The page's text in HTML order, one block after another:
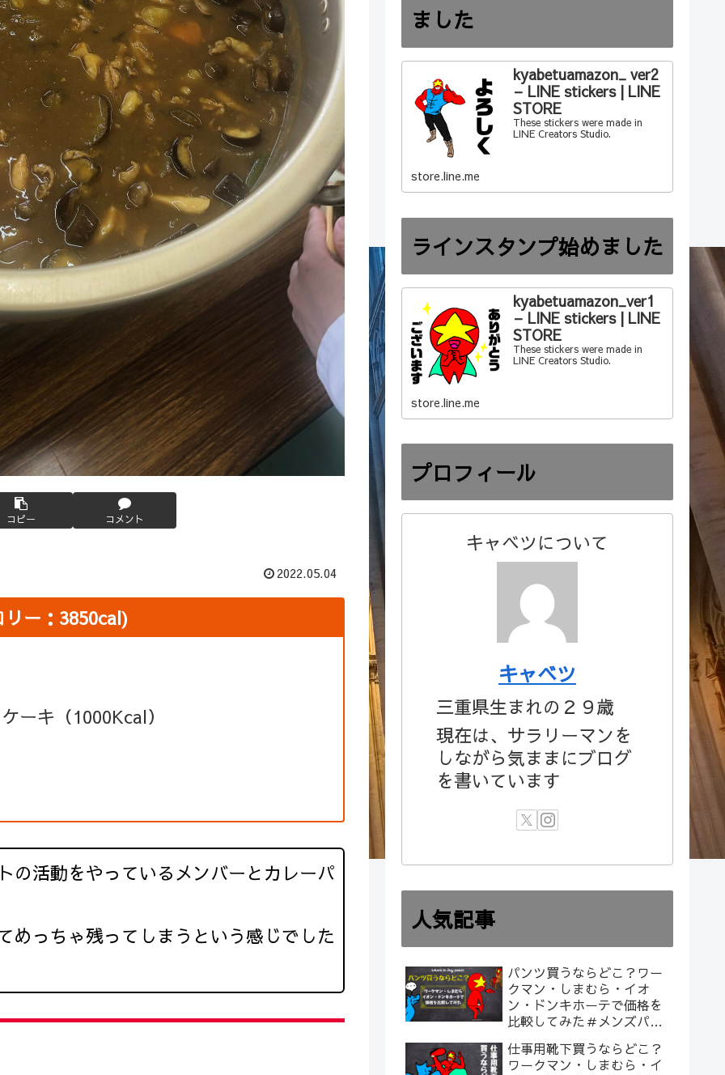
コピー コメント
2022.05.04
ー：3850cal)
ーキ（1000Kcal）
の活動をやっているメンバーとカレーパ
めっちゃ残ってしまうという感じでした
ました
kyabetuamazon_ ver2
– LINE stickers | LINE
STORE
These stickers were made in
LINE Creators Studio.
store.line.me
ラインスタンプ始めました
kyabetuamazon_ver1
– LINE stickers | LINE
STORE
These stickers were made in
LINE Creators Studio.
store.line.me
プロフィール
キャベツについて
キャベツ
三重県生まれの２９歳
現在は、サラリーマンを
しながら気ままにブログ
を書いています
人気記事
パンツ買うならどこ？ワー
クマン・しまむら・イオ
ン・ドンキホーテで価格を
比較してみた＃メンズパン
仕事用靴下買うならどこ？
ワークマン・しまむら・イ